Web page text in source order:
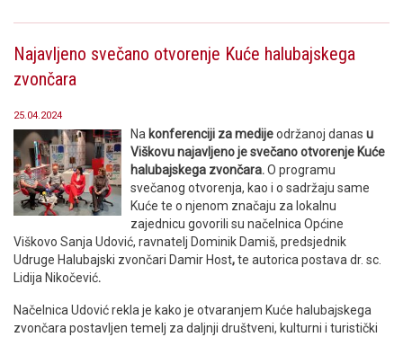
Najavljeno svečano otvorenje Kuće halubajskega
zvončara
25.04.2024
Na konferenciji za medijeodržanoj danas u
Viškovu najavljeno je svečano otvorenje Kuće
halubajskega zvončara.O programu
svečanog otvorenja, kao i o sadržaju same
Kuće te o njenom značaju za lokalnu
zajednicu govorili su načelnica Općine
Viškovo Sanja Udović, ravnatelj Dominik Damiš, predsjednik
Udruge Halubajski zvončari Damir Host,te autorica postava dr. sc.
Lidija Nikočević.
Načelnica Udović rekla je kako je otvaranjem Kuće halubajskega
zvončara postavljen temelj za daljnji društveni, kulturni i turistički